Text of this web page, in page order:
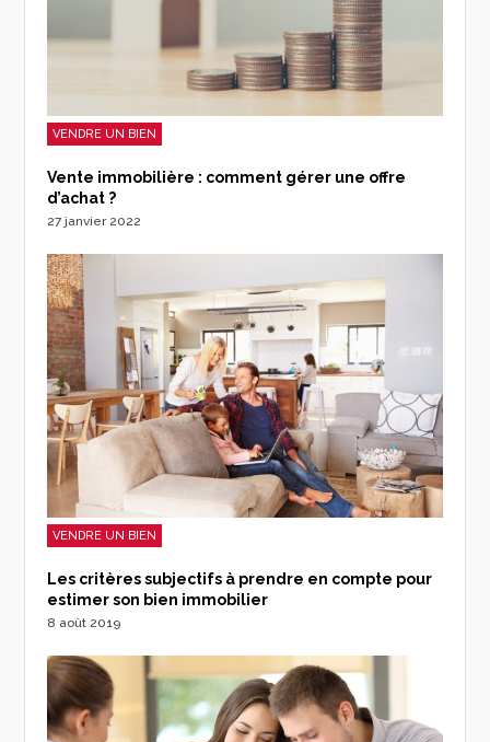
VENDRE UN BIEN
Vente immobilière : comment gérer une offre
d’achat ?
27 janvier 2022
VENDRE UN BIEN
Les critères subjectifs à prendre en compte pour
estimer son bien immobilier
8 août 2019